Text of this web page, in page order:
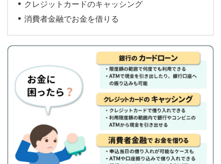
クレジットカードのキャッシング
消費者金融でお金を借りる